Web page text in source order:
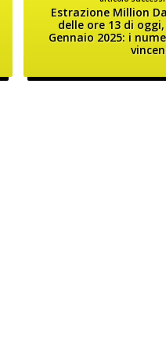
Estrazione Million
delle ore 13 di
Gennaio 2025: i